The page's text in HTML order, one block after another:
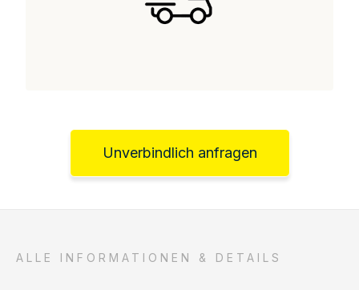
Unverbindlich anfragen
ALLE INFORMATIONEN & DETAILS